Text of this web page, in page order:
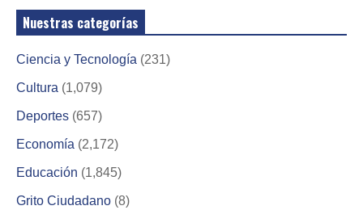
Nuestras categorías
Ciencia y Tecnología (231)
Cultura (1,079)
Deportes (657)
Economía (2,172)
Educación (1,845)
Grito Ciudadano (8)